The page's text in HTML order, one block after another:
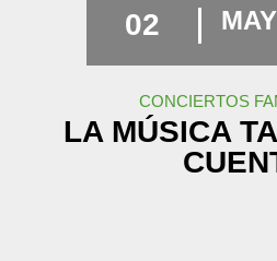
02
CONCIERTOS
LA MÚSICA